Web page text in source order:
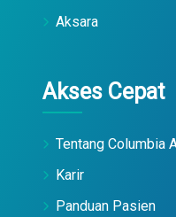
Aksara
Akses Cepat
Tentang Columbia
Karir
Panduan Pasien